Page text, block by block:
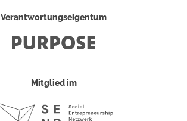
Verantwortungseigentum
Mitglied im